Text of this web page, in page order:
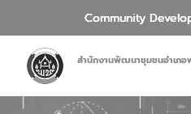
Community
สำนักงานพัฒนาชุมชนอำเภอ